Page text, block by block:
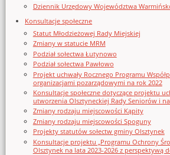
Dziennik Urzędowy Województwa
Konsultacje społeczne
Statut Młodzieżowej Rady Miejskiej
Zmiany w statucie MRM
Podział sołectwa Łutynowo
Podział sołectwa Pawłowo
Projekt uchwały Rocznego Programu
organizacjami pozarządowymi na rok 2022
Konsultacje społeczne dotyczące projektu
utworzenia Olsztyneckiej Rady Seniorów i
Zmiany rodzaju miejscowości Kąpity
Zmiany rodzaju miejscowości Spoguny
Projekty statutów sołectw gminy Olsztynek
Konsultacje projektu „Programu Ochrony
Olsztynek na lata 2023-2026 z perspektywą